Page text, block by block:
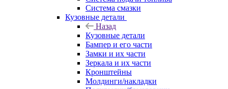
Система смазки
Кузовные детали
Назад
Кузовные детали
Бампер и его части
Замки и их части
Зеркала и их части
Кронштейны
Молдинги/накладки